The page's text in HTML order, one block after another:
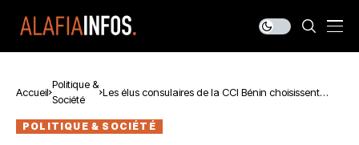
Accueil
Politique &
Société
Les élus consulaires de la CCI Bénin choisissent
POLITIQUE & SOCIÉTÉ